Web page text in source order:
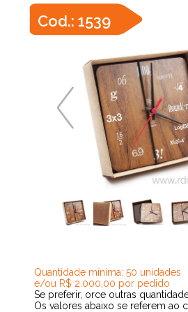
Cod.: 1539
Quantidade mínima: 50 unidades
e/ou R$ 2.000,00 por pedido
Se preferir, orce outras
Os valores abaixo se referem ao